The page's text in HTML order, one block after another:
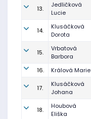
13.
Jedličková
Lucie
14.
Klusáčková
Dorota
15.
Vrbatová
Barbora
16. Králová Marie
17.
Klusáčková
Johana
18.
Houbová
Eliška